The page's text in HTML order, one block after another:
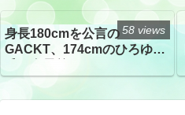
身長180cmを公言の
GACKT、174cmのひろゆき
トざわつき イベントでの写
真が話題
58 views